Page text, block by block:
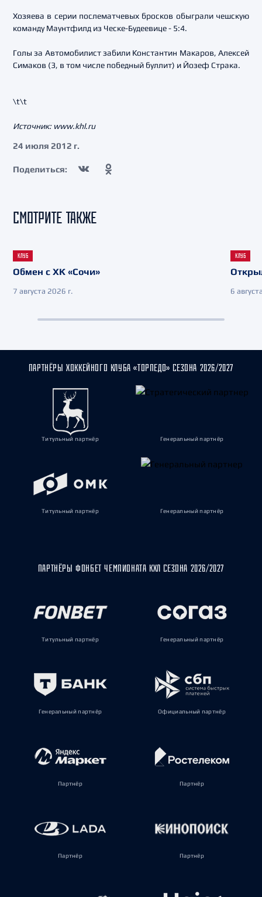
Хозяева в серии послематчевых бросков обыграли чешскую
команду Маунтфилд из Ческе-Будеевице - 5:4.
Голы за Автомобилист забили Константин Макаров, Алексей
Симаков (3, в том числе победный буллит) и Йозеф Страка.
\t\t
Источник: www.khl.ru
24 июля 2012 г.
Поделиться:
СМОТРИТЕ ТАКЖЕ
КЛУБ
Обмен с ХК «Сочи»
7 августа 2026 г.
КЛУБ
6
ПАРТНЁРЫ ХОККЕЙНОГО КЛУБА «ТОРПЕДО» СЕЗОНА 2026/2027
Титульный партнёр Генеральный партнёр
Титульный партнёр Генеральный партнёр
ПАРТНЁРЫ ФОНБЕТ ЧЕМПИОНАТА КХЛ СЕЗОНА 2026/2027
Титульный партнёр Генеральный партнёр
Генеральный партнёр Официальный партнёр
Партнёр Партнёр
Партнёр Партнёр